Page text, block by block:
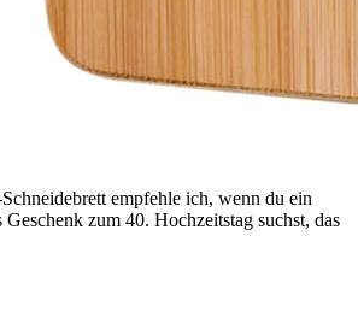
empfehle ich, wenn du ein
Geschenk zum 40. Hochzeitstag suchst, das